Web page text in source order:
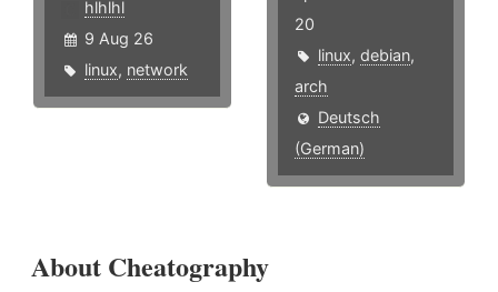
hlhlhl
9 Aug 26
linux, network
20
linux,debian,
arch
Deutsch
(German)
About Cheatography